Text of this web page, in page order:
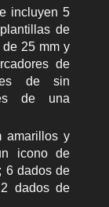
incluyen 5
de
25 mm y
de
de sin
de una
amarillos y
icono de
6 dados de
dados de